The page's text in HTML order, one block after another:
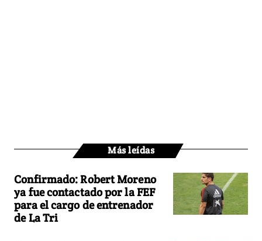
Más leídas
Confirmado: Robert Moreno
ya fue contactado por la FEF
para el cargo de entrenador
de La Tri